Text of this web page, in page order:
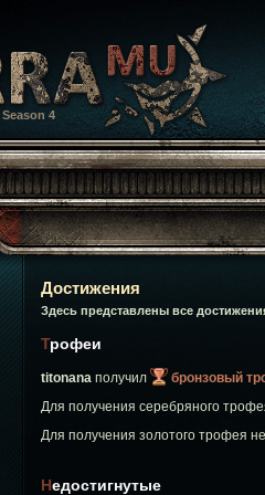
Season 4
Достижения
Здесь представлены все
Трофеи
titonana получил бронзовый
Для получения серебряного
Для получения золотого трофея
Недостигнутые